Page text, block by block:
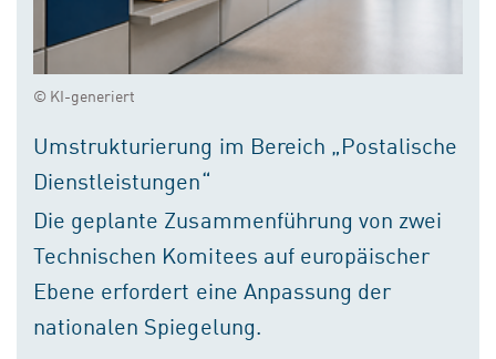
© KI-generiert
Umstrukturierung im Bereich „Postalische
Dienstleistungen“
Die geplante Zusammenführung von zwei
Technischen Komitees auf europäischer
Ebene erfordert eine Anpassung der
nationalen Spiegelung.